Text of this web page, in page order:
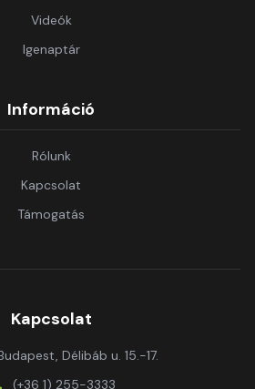
Videók
Igenaptár
Információ
Rólunk
Kapcsolat
Támogatás
Kapcsolat
Délibáb u. 15.-17.
(+36 1) 255-3333